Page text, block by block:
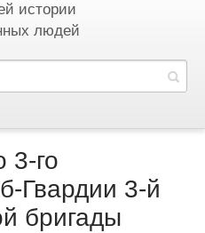
истории
людей
3-го
Гвардии 3-й
бригады